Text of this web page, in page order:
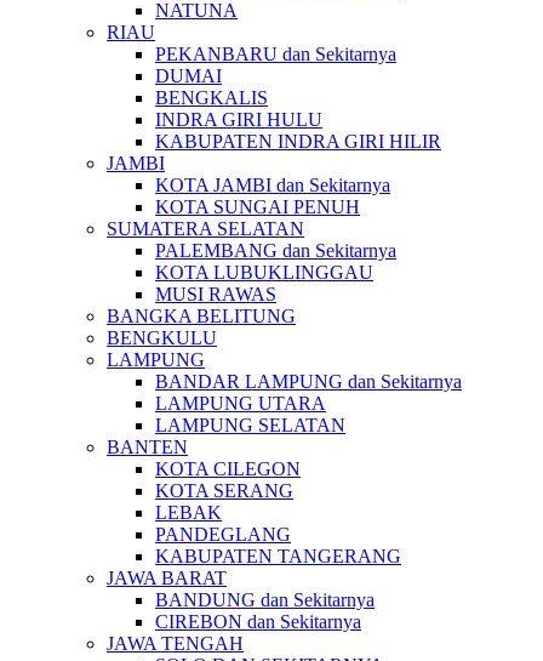
NATUNA
RIAU
PEKANBARU dan Sekitarnya
DUMAI
BENGKALIS
INDRA GIRI HULU
KABUPATEN INDRA GIRI HILIR
JAMBI
KOTA JAMBI dan Sekitarnya
KOTA SUNGAI PENUH
SUMATERA SELATAN
PALEMBANG dan Sekitarnya
KOTA LUBUKLINGGAU
MUSI RAWAS
BANGKA BELITUNG
BENGKULU
LAMPUNG
BANDAR LAMPUNG dan Sekitarnya
LAMPUNG UTARA
LAMPUNG SELATAN
BANTEN
KOTA CILEGON
KOTA SERANG
LEBAK
PANDEGLANG
KABUPATEN TANGERANG
JAWA BARAT
BANDUNG dan Sekitarnya
CIREBON dan Sekitarnya
JAWA TENGAH